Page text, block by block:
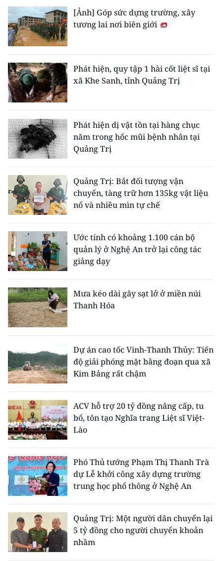
[Ảnh] Góp sức dựng trường, xây
tương lai nơi biên giới
Phát hiện, quy tập 1 hài cốt liệt sĩ tại
xã Khe Sanh, tỉnh Quảng Trị
Phát hiện dị vật tồn tại hàng chục
năm trong hốc mũi bệnh nhân tại
Quảng Trị
Quảng Trị: Bắt đối tượng vận
chuyển, tàng trữ hơn 135kg vật liệu
nổ và nhiều mìn tự chế
Ước tính có khoảng 1.100 cán bộ
quản lý ở Nghệ An trở lại công tác
giảng dạy
Mưa kéo dài gây sạt lở ở miền núi
Thanh Hóa
Dự án cao tốc Vinh-Thanh Thủy: Tiến
độ giải phóng mặt bằng đoạn qua xã
Kim Bảng rất chậm
ACV hỗ trợ 20 tỷ đồng nâng cấp, tu
bổ, tôn tạo Nghĩa trang Liệt sĩ Việt-
Lào
Phó Thủ tướng Phạm Thị Thanh Trà
dự Lễ khởi công xây dựng trường
trung học phổ thông ở Nghệ An
Quảng Trị: Một người dân chuyển lại
5 tỷ đồng cho người chuyển khoản
nhầm